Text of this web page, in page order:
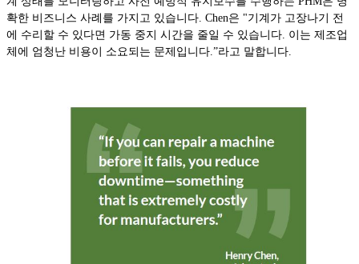
확한 비즈니스 사례를 가지고 있습니다. Chen은 "기계가 고장나기 전
에 수리할 수 있다면 가동 중지 시간을 줄일 수 있습니다. 이는 제조업
체에 엄청난 비용이 소요되는 문제입니다.”라고 말합니다.